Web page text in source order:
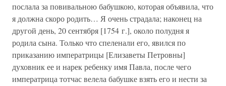
послала за повивальною бабушкою, которая объявила, что
я должна скоро родить… Я очень страдала; наконец на
другой день, 20 сентября [1754 г.], около полудня я
родила сына. Только что спеленали его, явился по
приказанию императрицы [Елизаветы Петровны]
духовник ее и нарек ребенку имя Павла, после чего
императрица тотчас велела бабушке взять его и нести за